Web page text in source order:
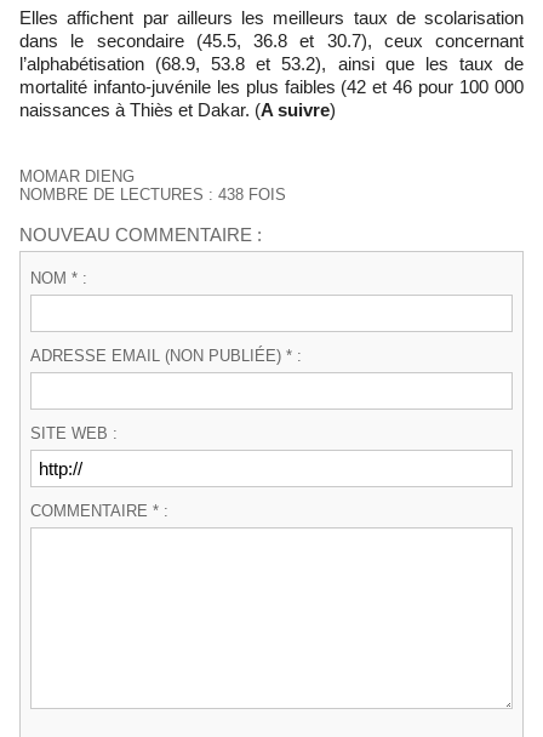
Elles affichent par ailleurs les meilleurs taux de scolarisation
dans le secondaire (45.5, 36.8 et 30.7), ceux concernant
l’alphabétisation (68.9, 53.8 et 53.2), ainsi que les taux de
mortalité infanto-juvénile les plus faibles (42 et 46 pour 100 000
naissances à Thiès et Dakar. (A suivre)
MOMAR DIENG
NOMBRE DE LECTURES : 438 FOIS
NOUVEAU COMMENTAIRE :
NOM * :
ADRESSE EMAIL (NON PUBLIÉE) * :
SITE WEB :
COMMENTAIRE * :